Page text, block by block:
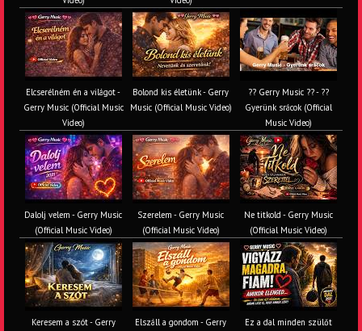
Elcserélném én a világot -
Gerry Music (Official Music
Video)
Bolond kis életünk - Gerry
Music (Official Music Video)
?? Gerry Music ?? - ??
Gyerünk srácok (Official
Music Video)
Dalolj velem - Gerry Music
(Official Music Video)
Szerelem - Gerry Music
(Official Music Video)
Ne titkold - Gerry Music
(Official Music Video)
Keresem a szót - Gerry
Elszáll a gondom - Gerry
Ez a dal minden szülőt